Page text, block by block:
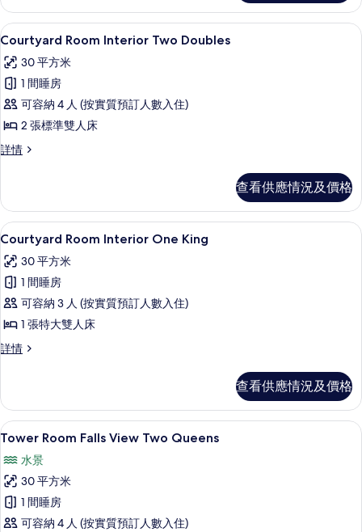
相
片
詳
情
載
入
所
有
Courtyard
Room Interior
Two
相
片
書桌、遮光窗簾/窗簾、熨斗/熨衫板、
5
Courtyard Room Interior Two Doubles
30 平方米
1 間睡房
可容納 4 人 (按實質預訂人數入住)
2 張標準雙人床
詳情
Courtyard
詳
情
查看供應情況及價格
載
入
所
有
Courtyard
Room Interior
One
相
片
書桌、遮光窗簾/窗簾、熨斗/熨衫板、
5
Courtyard Room Interior One King
30 平方米
1 間睡房
可容納 3 人 (按實質預訂人數入住)
1 張特大雙人床
詳情
Courtyard
詳
情
查看供應情況及價格
載
所
有
Tower
書桌、遮光窗簾/窗簾、熨斗/熨衫板、
4
Tower Room Falls View Two Queens
水景
30 平方米
1 間睡房
可容納 4 人 (按實質預訂人數入住)